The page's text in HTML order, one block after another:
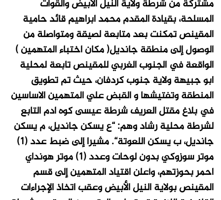
مشتركة من شرطة ولاية النيل الأبيض والقوات
المسلحة، بقيادة المقدم محمد ابراهيم قائد حامية
المقينص تمكنت بعد متابعة لصيقة ومتواصلة من
الوصول إلى منطقة جانديل( مكان اختباء المتهمين )
الواقعة في الجنوب الغربي للمقينص تابعة لمحلية
ابو جبيهة ولاية جنوب كردفان، حيث تم تطويق
المنطقة وتفتيشها و القبض علي المتهمين الاساسين
في بلاغ مقتل العريف شرطة عيسى كوه ادم التابع
لشرطة محلية رشاد وهم: “ع يسكن جانديل، م يسكن
جانديل، ب يسكن اللعوتة“. مشيرا إلى ضبط عدد (1)
موتر سوزوكي بدون لوحات وعدد (1) موتر هونداي
احمر بحوزتهم، وأعلن اقتياد المتهمين إلى قسم
المقينص بولاية النيل الأبيض وعقب اتخاذ الإجراءات